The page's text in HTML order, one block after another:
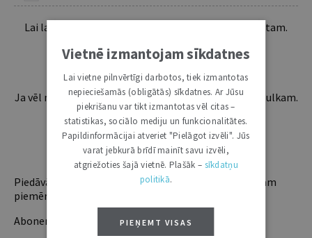
Lai lasītu šo rakstu tālāk, Tev jābūt žurnāla abonentam.
Ja vēl neesi abonents, aicinām pievienoties lasītāju pulkam.
Iegūsi tūlītēju piekļuvi digitālajam saturam!
ABONĒT
Piedāvājam trīs abonementu veidus. Vienam lietotājam
piemērotākais ir "Mazais" (3, 6 un 12 mēnešiem).
Abonentu ieguvumi:
Vietnē izmantojam sīkdatnes
Lai vietne pilnvērtīgi darbotos, tiek izmantotas
nepieciešamās (obligātās) sīkdatnes. Ar Jūsu
piekrišanu var tikt izmantotas vēl citas –
statistikas, sociālo mediju un funkcionalitātes.
Papildinformācijai atveriet "Pielāgot izvēli". Jūs
varat jebkurā brīdī mainīt savu izvēli,
atgriežoties šajā vietnē. Plašāk – sīkdatņu
politikā.
PIEŅEMT VISAS